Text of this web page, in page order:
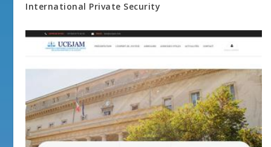
International Private Security